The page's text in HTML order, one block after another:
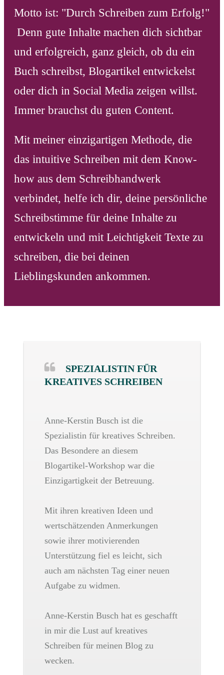
Motto ist: "Durch Schreiben zum Erfolg!"
Denn gute Inhalte machen dich sichtbar
und erfolgreich, ganz gleich, ob du ein
Buch schreibst, Blogartikel entwickelst
oder dich in Social Media zeigen willst.
Immer brauchst du guten Content.
Mit meiner einzigartigen Methode, die
das intuitive Schreiben mit dem Know-
how aus dem Schreibhandwerk
verbindet, helfe ich dir, deine persönliche
Schreibstimme für deine Inhalte zu
entwickeln und mit Leichtigkeit Texte zu
schreiben, die bei deinen
Lieblingskunden ankommen.
SPEZIALISTIN FÜR
KREATIVES SCHREIBEN
Anne-Kerstin Busch ist die
Spezialistin für kreatives Schreiben.
Das Besondere an diesem
Blogartikel-Workshop war die
Einzigartigkeit der Betreuung.
Mit ihren kreativen Ideen und
wertschätzenden Anmerkungen
sowie ihrer motivierenden
Unterstützung fiel es leicht, sich
auch am nächsten Tag einer neuen
Aufgabe zu widmen.
Anne-Kerstin Busch hat es geschafft
in mir die Lust auf kreatives
Schreiben für meinen Blog zu
wecken.